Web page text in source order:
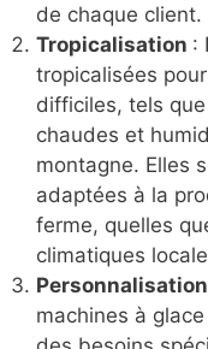
de chaque client.
Tropicalisation :
tropicalisées
difficiles, tels
chaudes et
montagne. Elles
adaptées à la
ferme, quelles
climatiques
Personnalisation
machines à